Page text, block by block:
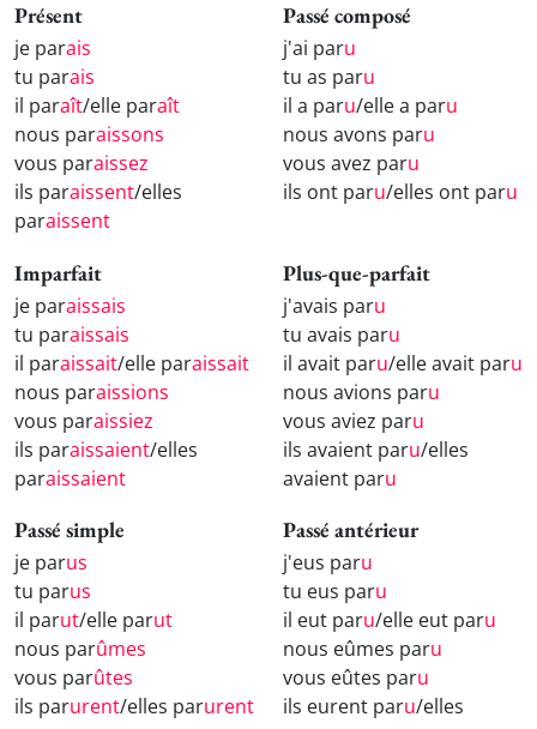
Présent
je parais
tu parais
il paraît/elle paraît
nous paraissons
vous paraissez
ils paraissent/elles
paraissent
Passé composé
j'ai paru
tu as paru
il a paru/elle a paru
nous avons paru
vous avez paru
ils ont paru/elles ont paru
Imparfait
je paraissais
tu paraissais
il paraissait/elle paraissait
nous paraissions
vous paraissiez
ils paraissaient/elles
paraissaient
Plus-que-parfait
j'avais paru
tu avais paru
il avait paru/elle avait paru
nous avions paru
vous aviez paru
ils avaient paru/elles
avaient paru
Passé simple
je parus
tu parus
il parut/elle parut
nous parûmes
vous parûtes
ils parurent/elles parurent
Passé antérieur
j'eus paru
tu eus paru
il eut paru/elle eut paru
nous eûmes paru
vous eûtes paru
ils eurent paru/elles